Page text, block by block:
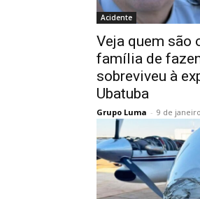
Acidente
Veja quem são
família de
sobreviveu à
Ubatuba
Grupo Luma - 9 de